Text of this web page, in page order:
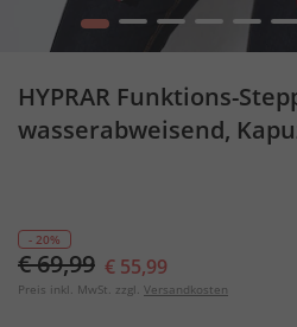
1 2 3 4 5 6
HYPRAR Funktions-
wasserabweisend,
- 20%
€ 69,99 € 55,99
Preis inkl. MwSt. zzgl. Versandkosten